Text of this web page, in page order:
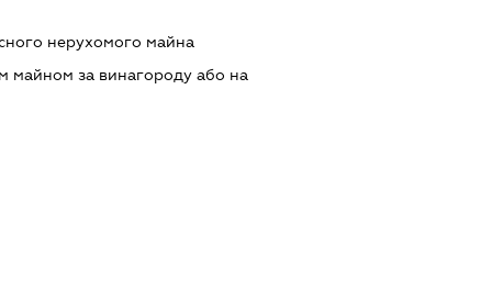
нерухомого майна
майном за винагороду або на